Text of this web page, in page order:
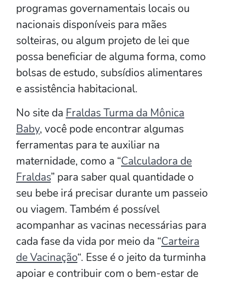
programas governamentais locais ou
nacionais disponíveis para mães
solteiras, ou algum projeto de lei que
possa beneficiar de alguma forma, como
bolsas de estudo, subsídios alimentares
e assistência habitacional.
No site da Fraldas Turma da Mônica
Baby, você pode encontrar algumas
ferramentas para te auxiliar na
maternidade, como a “Calculadora de
Fraldas” para saber qual quantidade o
seu bebe irá precisar durante um passeio
ou viagem. Também é possível
acompanhar as vacinas necessárias para
cada fase da vida por meio da “Carteira
de Vacinação“. Esse é o jeito da turminha
apoiar e contribuir com o bem-estar de